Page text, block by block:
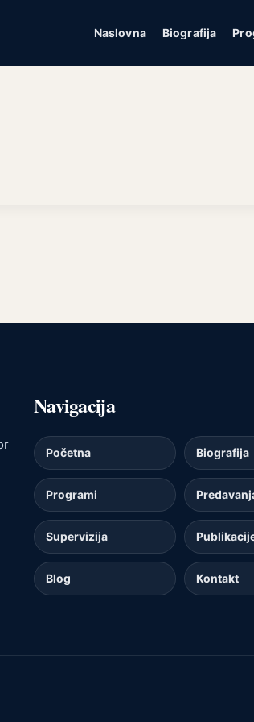
Naslovna Biografija
Navigacija
Početna Biografija
Programi
Supervizija
Blog Kontakt